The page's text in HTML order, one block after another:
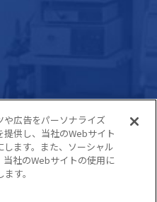
RESERVED.
や広告をパーソナライズ
提供し、当社のWebサイト
ます。また、ソーシャル
社のWebサイトの使用に
す。